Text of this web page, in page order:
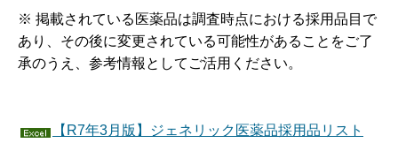
※ 掲載されている医薬品は調査時点における採用品目で
あり、その後に変更されている可能性があることをご了
承のうえ、参考情報としてご活用ください。
【R7年3月版】ジェネリック医薬品採用品リスト